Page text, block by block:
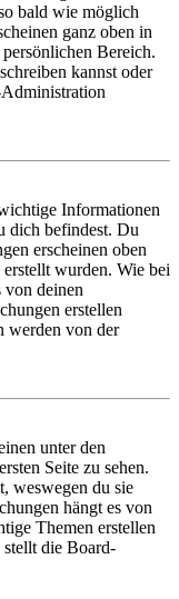
bald wie möglich
ganz oben in
Bereich.
kannst oder
Informationen
dich befindest. Du
erscheinen oben
wurden. Wie bei
von deinen
erstellen
werden von der
unter den
Seite zu sehen.
weswegen du sie
hängt es von
Themen erstellen
die Board-